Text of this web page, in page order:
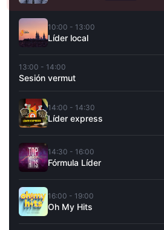
10:00 - 13:00
Líder local
13:00 - 14:00
Sesión vermut
14:00 - 14:30
Líder express
14:30 - 16:00
Fórmula Líder
16:00 - 19:00
Oh My Hits